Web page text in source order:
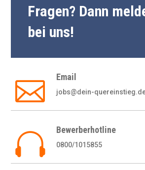
Fragen? Dann
bei uns!
 Email
jobs@dein-
 Bewerberhotline
0800/1015855